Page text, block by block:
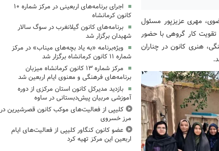
مهری عزیزپور مسئول
تقویت کار گروهی با حضور
هنری کانون در چناران
اجرای برنامه‌های اربعینی در مرکز شماره ۱۰
کانون کرمانشاه
برنامه‌های کانون گیلانغرب در سوگ سالار
شهیدان برگزار شد
ویژه‌برنامه «به یاد بچه‌های میناب» در مرکز
شماره ۱۱ کانون کرمانشاه برگزار شد
مرکز شماره ۱۳ کانون کرمانشاه میزبان
برنامه‌های فرهنگی و معنوی ایام اربعین شد
بازدید مدیرکل کانون استان مرکزی از دوره
آموزشی مربیان پیش‌دبستانی در ساوه
کلیپی از فعالیت‌های موکب کانون قصرشیرین در
مرز خسروی
عضو کانون کنگاور کلیپی از فعالیت‌های ایام
اربعین این مرکز تهیه کرد